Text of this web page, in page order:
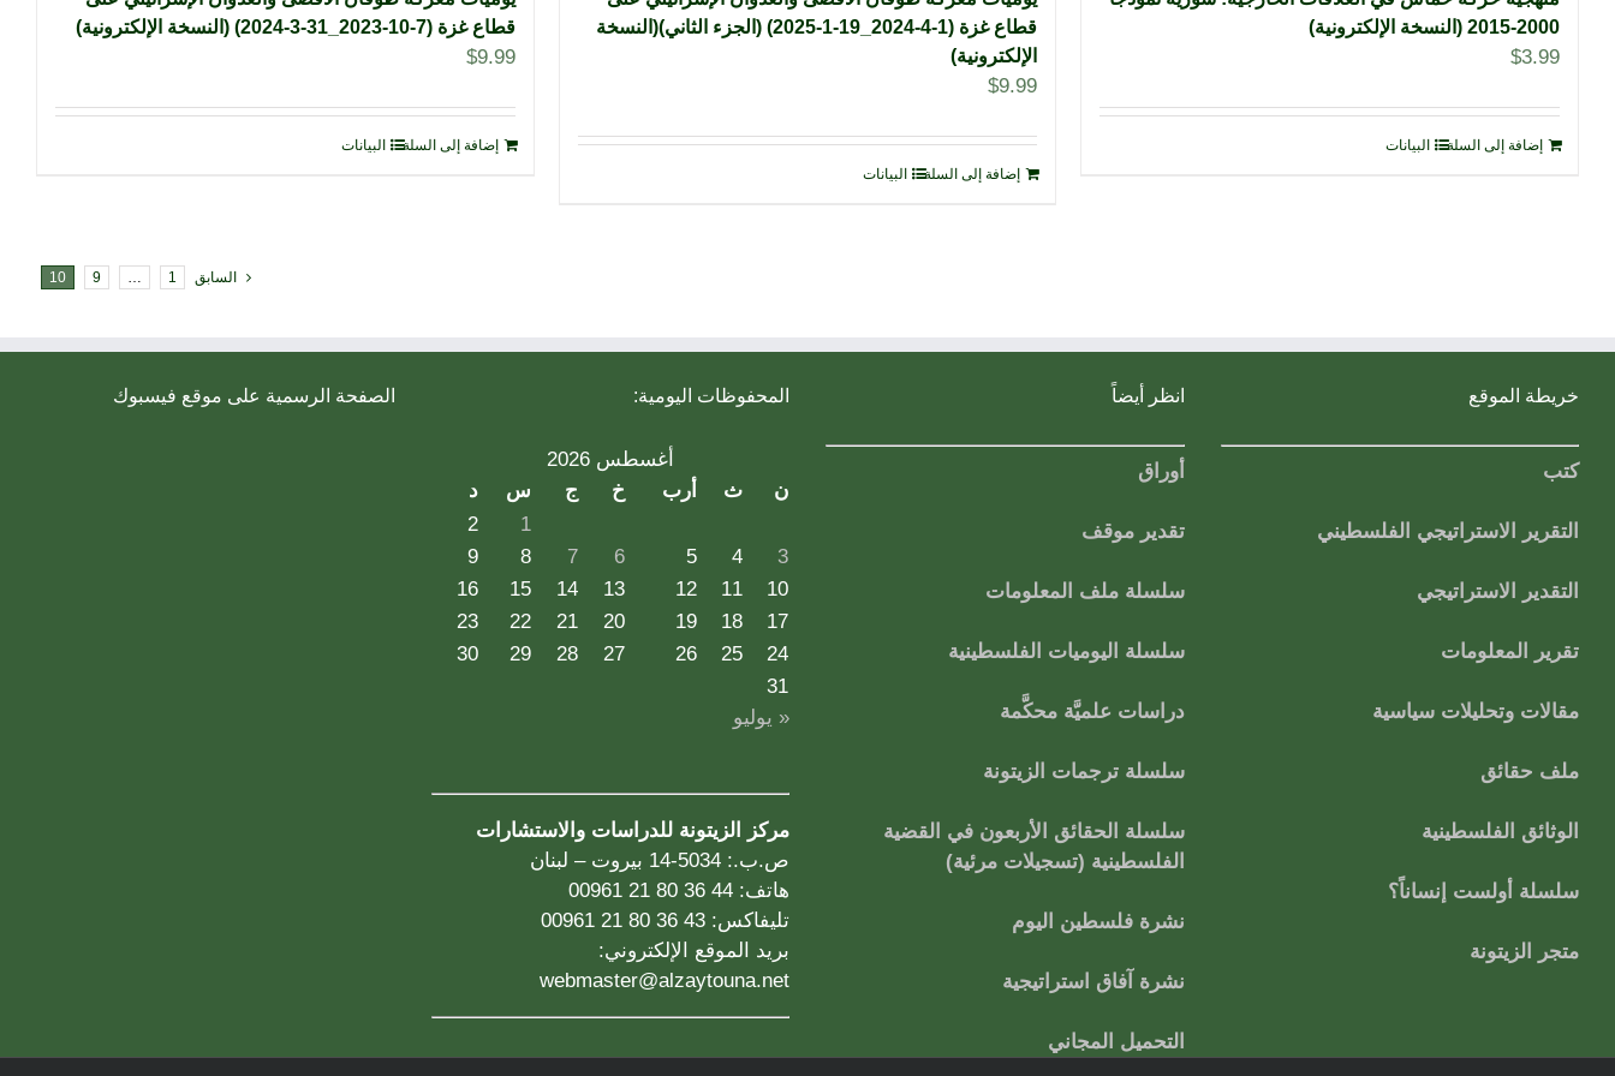
2000-2015 (النسخة الإلكترونية)
$3.99
إضافة إلى السلة البيانات
قطاع غزة (1-4-2024_19-1-2025) (الجزء الثاني)(النسخة
الإلكترونية)
$9.99
إضافة إلى السلة البيانات
قطاع غزة (7-10-2023_31-3-2024) (النسخة الإلكترونية)
$9.99
إضافة إلى السلة البيانات
السابق 1
…
9
10
خريطة الموقع
كتب
التقرير الاستراتيجي الفلسطيني
التقدير الاستراتيجي
تقرير المعلومات
مقالات وتحليلات سياسية
ملف حقائق
الوثائق الفلسطينية
سلسلة أولست إنساناً؟
متجر الزيتونة
انظر أيضاً
أوراق
تقدير موقف
سلسلة ملف المعلومات
سلسلة اليوميات الفلسطينية
دراسات علميَّة محكَّمة
سلسلة ترجمات الزيتونة
سلسلة الحقائق الأربعون في القضية
الفلسطينية (تسجيلات مرئية)
نشرة فلسطين اليوم
نشرة آفاق استراتيجية
التحميل المجاني
المحفوظات اليومية:
أغسطس 2026
ن
ث أرب خ ج س
د
1
2
3
4
5
6
7
8
9
10
11
12
13
14
15
16
17
18
19
20
21
22
23
24
25
26
27
28
29
30
31
« يوليو
مركز الزيتونة للدراسات والاستشارات
ص.ب.: 5034-14 بيروت – لبنان
هاتف: 44 36 80 21 00961
تليفاكس: 43 36 80 21 00961
بريد الموقع الإلكتروني:
webmaster@alzaytouna.net
الصفحة الرسمية على موقع فيسبوك